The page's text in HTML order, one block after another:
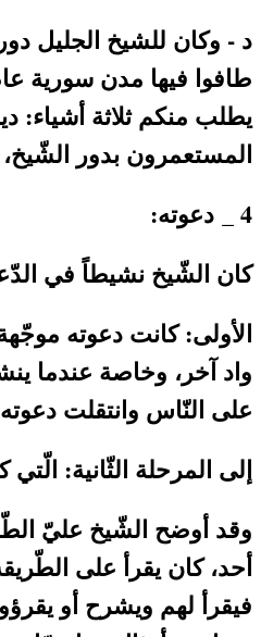
يطلب منكم ثلاثة أشياء:
المستعمرون بدور الشّيخ،
4 _ دعوته:
كان الشّيخ نشيطاً في
الأولى: كانت دعوته
واد آخر، وخاصة عندما
على النّاس وانتقلت دعوته
إلى المرحلة الثّانية:
وقد أوضح الشّيخ عليّ
أحد، كان يقرأ على
فيقرأ لهم ويشرح أو